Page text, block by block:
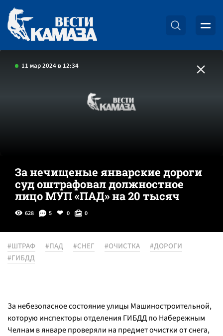
11 мар 2024 в 12:34
За нечищеные январские дороги
суд оштрафовал должностное
лицо МУП «ПАД» на 20 тысяч
628 5 0 0
#ШТРАФ #ПАД #СНЕГ #ОЧИСТКА
#ДОРОГИ
#ГИБДД
За небезопасное состояние улицы Машиностроительной,
которую инспекторы отделения ГИБДД по Набережным
Челнам в январе проверяли на предмет очистки от снега,